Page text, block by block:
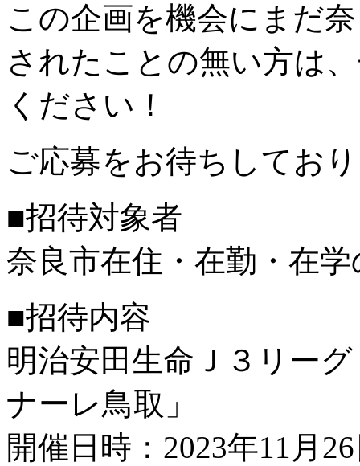
この企画を機会にまだ
されたことの無い方は
ください！
ご応募をお待ちしてお
■招待対象者
奈良市在住・在勤・在学
■招待内容
明治安田生命Ｊ３リー
ナーレ鳥取」
開催日時：2023年11月